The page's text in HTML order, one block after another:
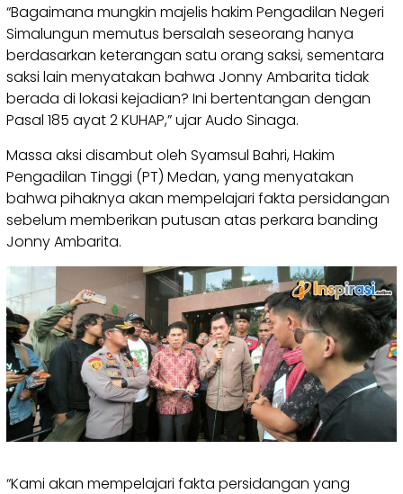
“Bagaimana mungkin majelis hakim Pengadilan Negeri
Simalungun memutus bersalah seseorang hanya
berdasarkan keterangan satu orang saksi, sementara
saksi lain menyatakan bahwa Jonny Ambarita tidak
berada di lokasi kejadian? Ini bertentangan dengan
Pasal 185 ayat 2 KUHAP,” ujar Audo Sinaga.
Massa aksi disambut oleh Syamsul Bahri, Hakim
Pengadilan Tinggi (PT) Medan, yang menyatakan
bahwa pihaknya akan mempelajari fakta persidangan
sebelum memberikan putusan atas perkara banding
Jonny Ambarita.
“Kami akan mempelajari fakta persidangan yang